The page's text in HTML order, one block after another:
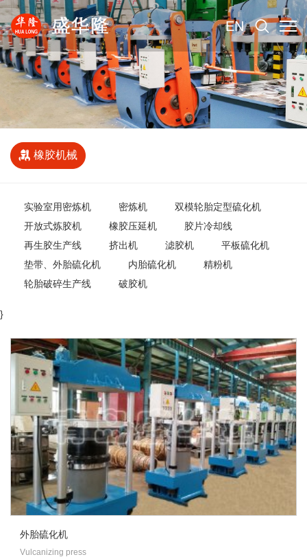
EN
橡胶机械
实验室用密炼机 密炼机
双模轮胎定型硫化机
开放式炼胶机
橡胶压延机
胶片冷却线
再生胶生产线
挤出机 滤胶机
平板硫化机
垫带、外胎硫化机
内胎硫化机
精粉机
轮胎破碎生产线
破胶机
}
外胎硫化机
Vulcanizing press